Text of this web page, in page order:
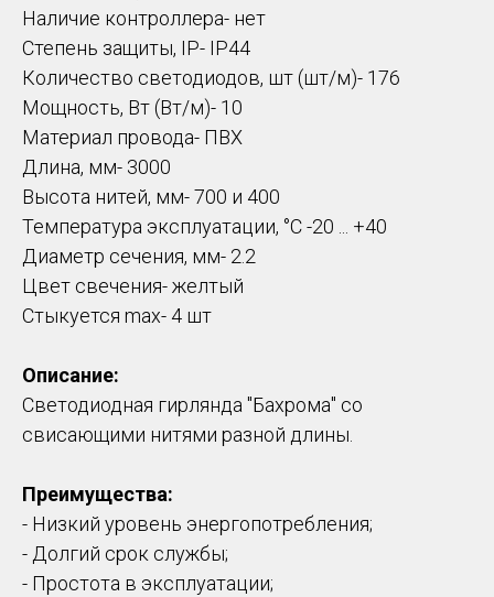
Наличие контроллера- нет
Степень защиты, IP- IP44
Количество светодиодов, шт (шт/м)- 176
Мощность, Вт (Вт/м)- 10
Материал провода- ПВХ
Длина, мм- 3000
Высота нитей, мм- 700 и 400
Температура эксплуатации, °С -20 ... +40
Диаметр сечения, мм- 2.2
Цвет свечения- желтый
Стыкуется max- 4 шт
Описание:
Светодиодная гирлянда "Бахрома" со
свисающими нитями разной длины.
Преимущества:
- Низкий уровень энергопотребления;
- Долгий срок службы;
- Простота в эксплуатации;